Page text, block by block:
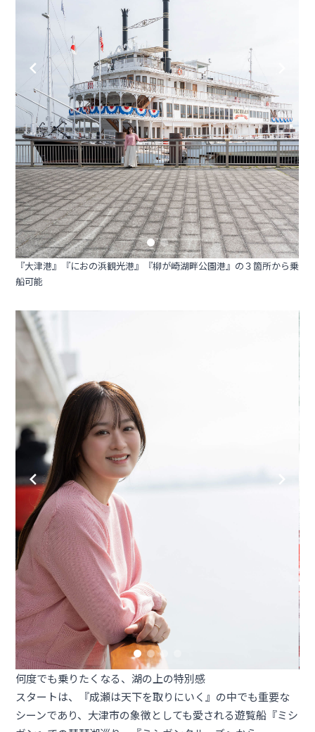
『大津港』『におの浜観光港』『柳が崎湖畔公園港』の３箇所から乗
船可能
何度でも乗りたくなる、湖の上の特別感
スタートは、『成瀬は天下を取りにいく』の中でも重要な
シーンであり、大津市の象徴としても愛される遊覧船『ミシ